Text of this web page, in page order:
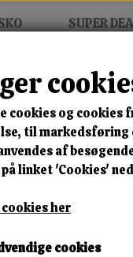
SUPER
cookies og
til markedsføring
af
linket 'Cookies'
her
cookies